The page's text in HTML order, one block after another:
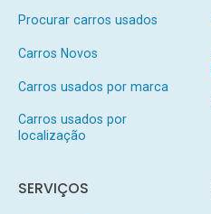
Procurar carros usados
Carros Novos
Carros usados por marca
Carros usados por
localização
SERVIÇOS